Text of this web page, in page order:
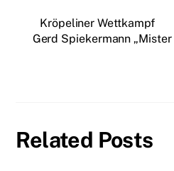
Kröpeliner Wettkampf
Gerd Spiekermann
Related Posts